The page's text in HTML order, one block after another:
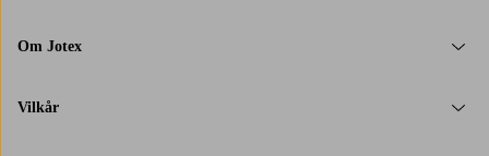
Om Jotex
Vilkår